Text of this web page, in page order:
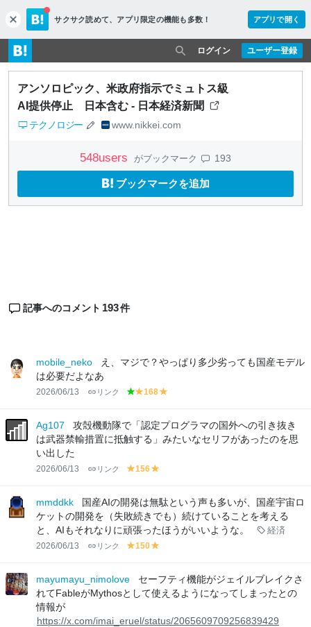
c
l
o
s
e
サクサク読めて、 アプリ限定の機能も多数！ アプリで開く
ユーザー登録
ログイン
アンソロピック、米政府指示でミュトス級
AI提供停止 日本含む - 日本経済新聞
テクノロジー www.nikkei.com
548users がブックマーク 193
ブックマークを追加
記事へのコメント 193件
mobile_neko
え、マジで？やっぱり多少劣っても国産モデル
は必要だよなあ
2026/06/13 リンク
g
e
e
y
lo
w
168
lo
w
Ag107
攻殻機動隊で「認定プログラマの国外への引き抜き
は武器禁輸措置に抵触する」みたいなセリフがあったのを思
い出した
2026/06/13 リンク
y
lo
w
156
lo
w
mmddkk
国産AIの開発は無駄という声も多いが、国産宇宙ロ
ケットの開発を（失敗続きでも）続けていることを考える
と、AIもそれなりに頑張ったほうがいいような。
経済
2026/06/13 リンク
y
lo
w
150
lo
w
mayumayu_nimolove
セーフティ機能がジェイルブレイクさ
れてFableがMythosとして使えるようになってしまったとの
情報が
https://x.com/imai_eruel/status/2065609709256839429